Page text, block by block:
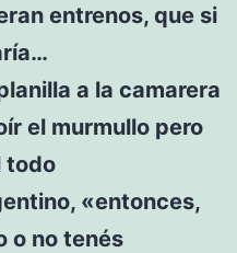
entrenos, que si
a la camarera
el murmullo pero
todo
«entonces,
o no tenés